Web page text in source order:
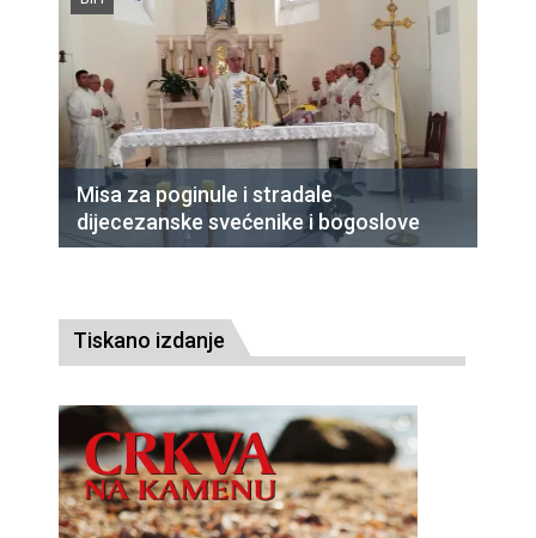
Misa za poginule i stradale
dijecezanske svećenike i bogoslove
Tiskano izdanje